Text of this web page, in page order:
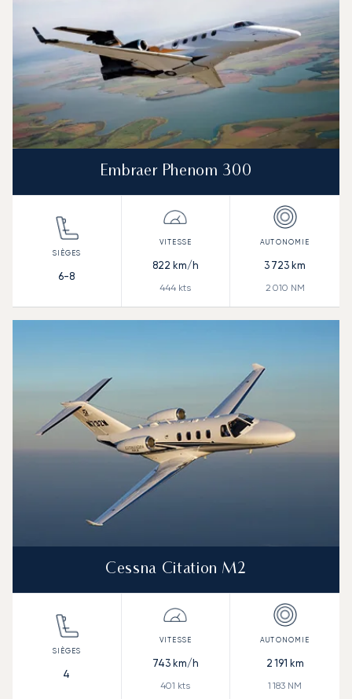
Embraer Phenom 300
6-8
822 km/h
444 kts
3 723 km
2 010 NM
Cessna Citation M2
4
743km/h
401 kts
2 191 km
1 183 NM